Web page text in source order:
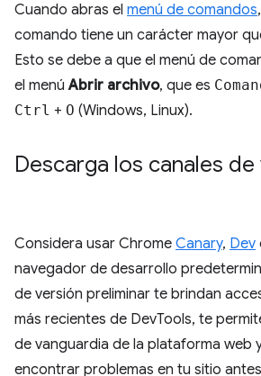
Cuando abras el menú de comandos
comando tiene un carácter mayor
Esto se debe a que el menú de
el menúAbrir archivo, que es
Ctrl + O (Windows, Linux).
Descarga los canales
Considera usar Chrome Canary, Dev
navegador de desarrollo
de versión preliminar te brindan
más recientes de DevTools, te
de vanguardia de la plataforma web
encontrar problemas en tu sitio